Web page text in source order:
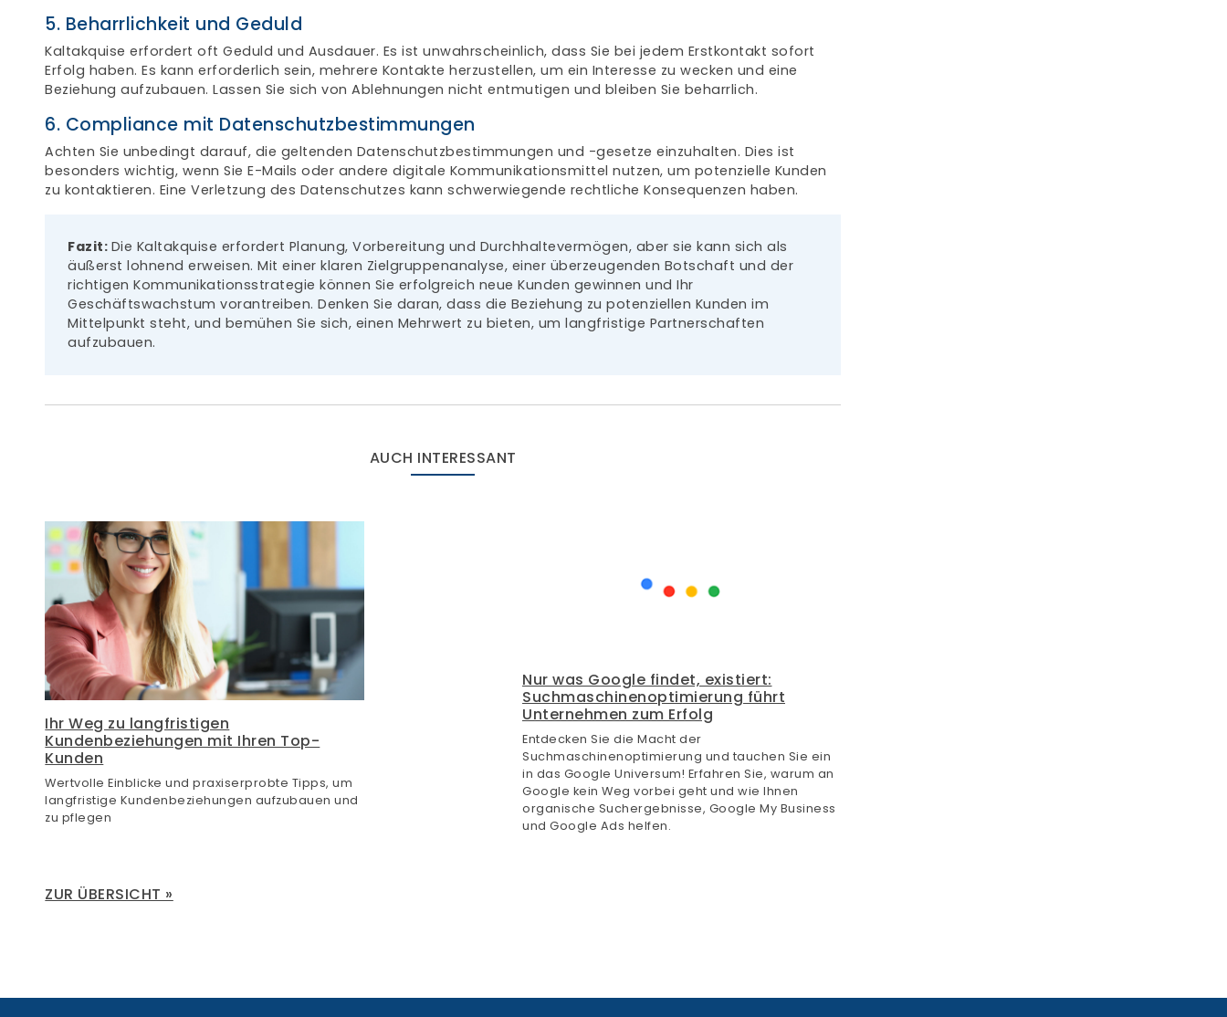
5. Beharrlichkeit und Geduld
Kaltakquise erfordert oft Geduld und Ausdauer. Es ist unwahrscheinlich, dass Sie bei jedem Erstkontakt sofort
Erfolg haben. Es kann erforderlich sein, mehrere Kontakte herzustellen, um ein Interesse zu wecken und eine
Beziehung aufzubauen. Lassen Sie sich von Ablehnungen nicht entmutigen und bleiben Sie beharrlich.
6. Compliance mit Datenschutzbestimmungen
Achten Sie unbedingt darauf, die geltenden Datenschutzbestimmungen und -gesetze einzuhalten. Dies ist
besonders wichtig, wenn Sie E-Mails oder andere digitale Kommunikationsmittel nutzen, um potenzielle Kunden
zu kontaktieren. Eine Verletzung des Datenschutzes kann schwerwiegende rechtliche Konsequenzen haben.
Fazit: Die Kaltakquise erfordert Planung, Vorbereitung und Durchhaltevermögen, aber sie kann sich als
äußerst lohnend erweisen. Mit einer klaren Zielgruppenanalyse, einer überzeugenden Botschaft und der
richtigen Kommunikationsstrategie können Sie erfolgreich neue Kunden gewinnen und Ihr
Geschäftswachstum vorantreiben. Denken Sie daran, dass die Beziehung zu potenziellen Kunden im
Mittelpunkt steht, und bemühen Sie sich, einen Mehrwert zu bieten, um langfristige Partnerschaften
aufzubauen.
AUCH INTERESSANT
Ihr Weg zu langfristigen
Kundenbeziehungen mit Ihren Top-
Kunden
Wertvolle Einblicke und praxiserprobte Tipps, um
langfristige Kundenbeziehungen aufzubauen und
zu pflegen
Nur was Google findet, existiert:
Suchmaschinenoptimierung führt
Unternehmen zum Erfolg
Entdecken Sie die Macht der
Suchmaschinenoptimierung und tauchen Sie ein
in das Google Universum! Erfahren Sie, warum an
Google kein Weg vorbei geht und wie Ihnen
organische Suchergebnisse, Google My Business
und Google Ads helfen.
ZUR ÜBERSICHT »